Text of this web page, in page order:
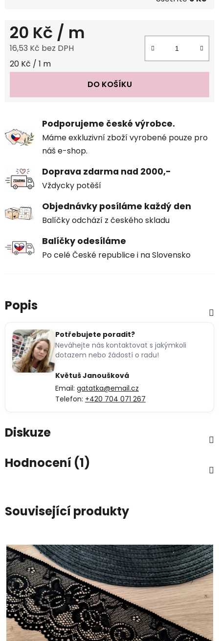
20 Kč / m
16,53 Kč bez DPH
Měrná cena:
20 Kč / 1 m
DO KOŠÍKU
Podporujeme české výrobce.
Máme exkluzivní zboží vyrobené pouze pro
náš e-shop.
Doprava zdarma nad 2000,-
Vždycky potěší
Objednávky posíláme každý den
Balíčky odchází z českého skladu
Balíčky odesíláme
Po celé České republice i na Slovensko
Popis
Potřebujete poradit?
Neváhejte nás kontaktovat s jakýmkoli
dotazem nebo žádostí o radu!
Květuš Janoušková
Email: gatatka@email.cz
Telefon: +420 704 071 267
Diskuze
Hodnocení (1)
Související produkty